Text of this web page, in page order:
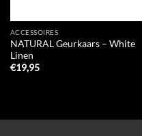
ACCESSOIRES
NATURAL Geurkaars – White
Linen
€19,95